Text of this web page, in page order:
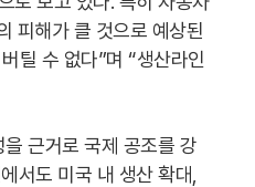
피해가 클 것으로 예상된
틸 수 없다”며 “생산라인
근거로 국제 공조를 강
서도 미국 내 생산 확대,